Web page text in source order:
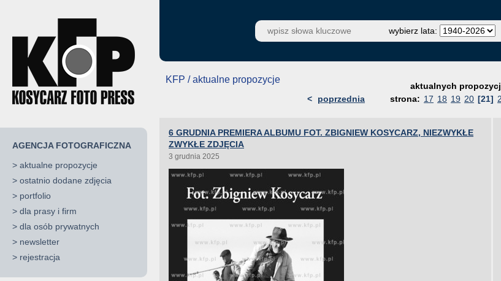
AGENCJA FOTOGRAFICZNA
> aktualne propozycje
> ostatnio dodane zdjęcia
> portfolio
> dla prasy i firm
> dla osób prywatnych
> newsletter
> rejestracja
wybierz lata:
KFP / aktualne propozycje
aktualnych
<
poprzednia strona: 17 18 19 20 [21]
6 GRUDNIA PREMIERA ALBUMU FOT. ZBIGNIEW KOSYCARZ, NIEZWYKŁE
ZWYKŁE ZDJĘCIA
3 grudnia 2025